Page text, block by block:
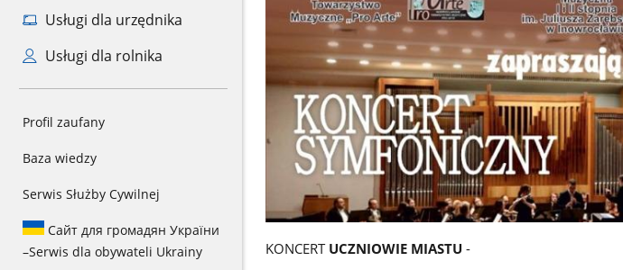
Usługi dla urzędnika
Usługi dla rolnika
Profil zaufany
Baza wiedzy
Serwis Służby Cywilnej
Сайт для громадян України
–Serwis dla obywateli Ukrainy KONCERT UCZNIOWIE MIASTU -